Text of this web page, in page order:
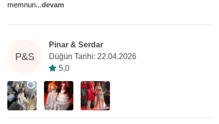
memnun...devam
P&S
Pinar & Serdar
Düğün Tarihi: 22.04.2026
5,0